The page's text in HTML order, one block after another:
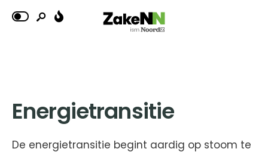
Energietransitie
De energietransitie begint aardig op stoom te